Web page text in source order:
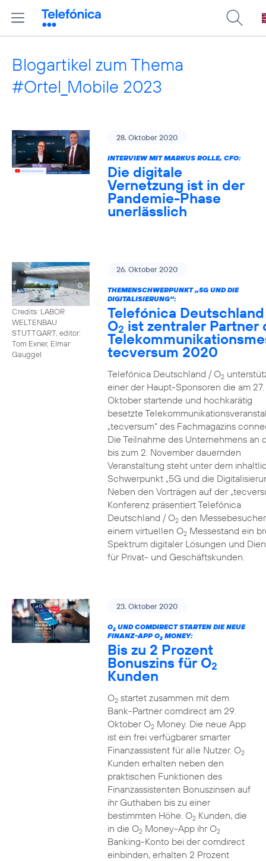
Blogartikel zum Thema
#Ortel_Mobile 2023
28. Oktober 2020
INTERVIEW MIT MARKUS ROLLE, CFO:
Die digitale
Vernetzung ist in der
Pandemie-Phase
unerlässlich
Credits: LABOR
WELTENBAU
STUTTGART, editor:
Tom Exner, Elmar
Gauggel
26. Oktober 2020
THEMENSCHWERPUNKT „5G UND DIE
DIGITALISIERUNG“:
Telefónica
O2 ist zentraler Partner
tecversum 2020
Telefónica Deutschland / O2
einer der Haupt-Sponsoren die am 27.
Oktober startende und hochkarätig
besetzte
„tecversum“ des Fachmagazins
Die Teilnahme des Unternehmens an
bis zum 2. November dauernden
Veranstaltung steht unter dem
Schwerpunkt „5G und die
Neben den Vorträgen auf der
Konferenz präsentiert Telefónica
Deutschland / O2den
einem virtuellen O2Messestand ein
Spektrum digitaler Lösungen und
für Privat- und Geschäftskunden.
23. Oktober 2020
O2UND COMDIRECT STARTEN DIE NEUE
FINANZ-APP O2MONEY:
Bis zu 2 Prozent
Bonuszins für O2
Kunden
O2startet zusammen mit dem
Bank-Partner comdirect am 29.
Oktober O2Money. Die neue App
ist ein frei verfügbarer smarter
Finanzassistent für alle Nutzer. O2
Kunden erhalten neben den
praktischen Funktionen des
Finanzassistenten Bonuszinsen auf
ihr Guthaben bis zu einer
bestimmten Höhe. O2Kunden, die
in die O2Money-App ihr O2
Banking-Konto bei der comdirect
einbinden, erhalten 2 Prozent